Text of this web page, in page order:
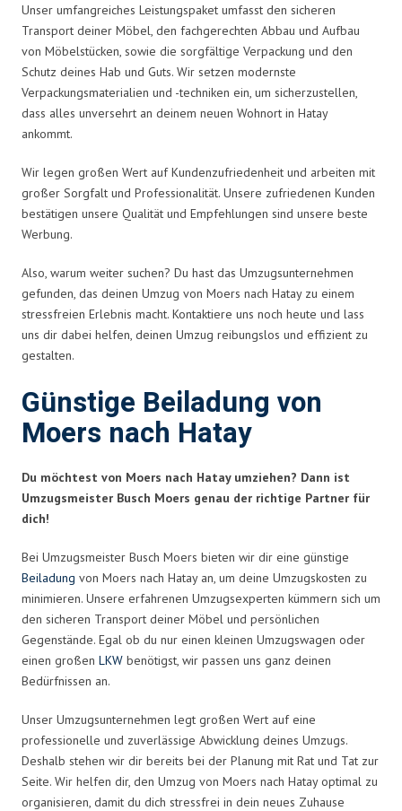
Unser umfangreiches Leistungspaket umfasst den sicheren
Transport deiner Möbel, den fachgerechten Abbau und Aufbau
von Möbelstücken, sowie die sorgfältige Verpackung und den
Schutz deines Hab und Guts. Wir setzen modernste
Verpackungsmaterialien und -techniken ein, um sicherzustellen,
dass alles unversehrt an deinem neuen Wohnort in Hatay
ankommt.
Wir legen großen Wert auf Kundenzufriedenheit und arbeiten mit
großer Sorgfalt und Professionalität. Unsere zufriedenen Kunden
bestätigen unsere Qualität und Empfehlungen sind unsere beste
Werbung.
Also, warum weiter suchen? Du hast das Umzugsunternehmen
gefunden, das deinen Umzug von Moers nach Hatay zu einem
stressfreien Erlebnis macht. Kontaktiere uns noch heute und lass
uns dir dabei helfen, deinen Umzug reibungslos und effizient zu
gestalten.
Günstige Beiladung von
Moers nach Hatay
Du möchtest von Moers nach Hatay umziehen? Dann ist
Umzugsmeister Busch Moers genau der richtige Partner für
dich!
Bei Umzugsmeister Busch Moers bieten wir dir eine günstige
Beiladung von Moers nach Hatay an, um deine Umzugskosten zu
minimieren. Unsere erfahrenen Umzugsexperten kümmern sich um
den sicheren Transport deiner Möbel und persönlichen
Gegenstände. Egal ob du nur einen kleinen Umzugswagen oder
einen großen LKW benötigst, wir passen uns ganz deinen
Bedürfnissen an.
Unser Umzugsunternehmen legt großen Wert auf eine
professionelle und zuverlässige Abwicklung deines Umzugs.
Deshalb stehen wir dir bereits bei der Planung mit Rat und Tat zur
Seite. Wir helfen dir, den Umzug von Moers nach Hatay optimal zu
organisieren, damit du dich stressfrei in dein neues Zuhause